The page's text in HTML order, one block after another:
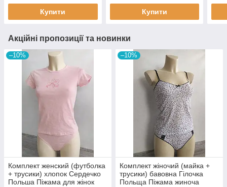
Купити Купити
Акційні пропозиції та новинки
–10%
Комплект женский (футболка
+ трусики) хлопок Сердечко
Польша Піжама для жінок
–10%
Комплект жіночий (майка +
трусики) бавовна Гілочка
Польща Піжама жиноча